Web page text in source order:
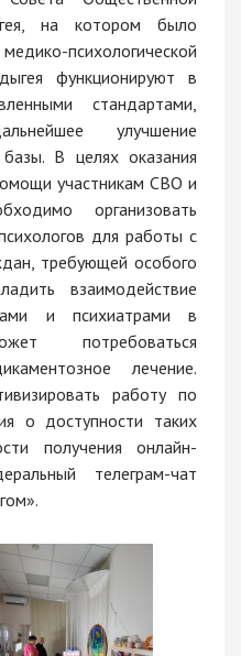
на котором было
психологической
функционируют в
стандартами,
улучшение
базы. В целях оказания
участникам СВО и
организовать
для работы с
требующей особого
взаимодействие
и психиатрами в
потребоваться
лечение.
работу по
о доступности таких
получения онлайн-
телеграм-чат